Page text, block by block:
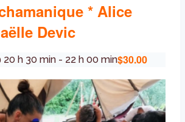
* Alice
Devic
20 h 30 min - 22 h 00 min$30.00